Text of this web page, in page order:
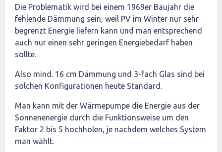
Die Problematik wird bei einem 1969er Baujahr die
fehlende Dämmung sein, weil PV im Winter nur sehr
begrenzt Energie liefern kann und man entsprechend
auch nur einen sehr geringen Energiebedarf haben
sollte.
Also mind. 16 cm Dämmung und 3-fach Glas sind bei
solchen Konfigurationen heute Standard.
Man kann mit der Wärmepumpe die Energie aus der
Sonnenenergie durch die Funktionsweise um den
Faktor 2 bis 5 hochholen, je nachdem welches System
man wählt.